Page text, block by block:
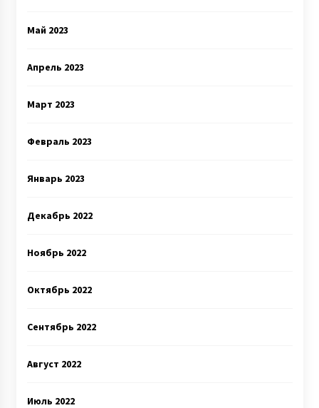
Май 2023
Апрель 2023
Март 2023
Февраль 2023
Январь 2023
Декабрь 2022
Ноябрь 2022
Октябрь 2022
Сентябрь 2022
Август 2022
Июль 2022